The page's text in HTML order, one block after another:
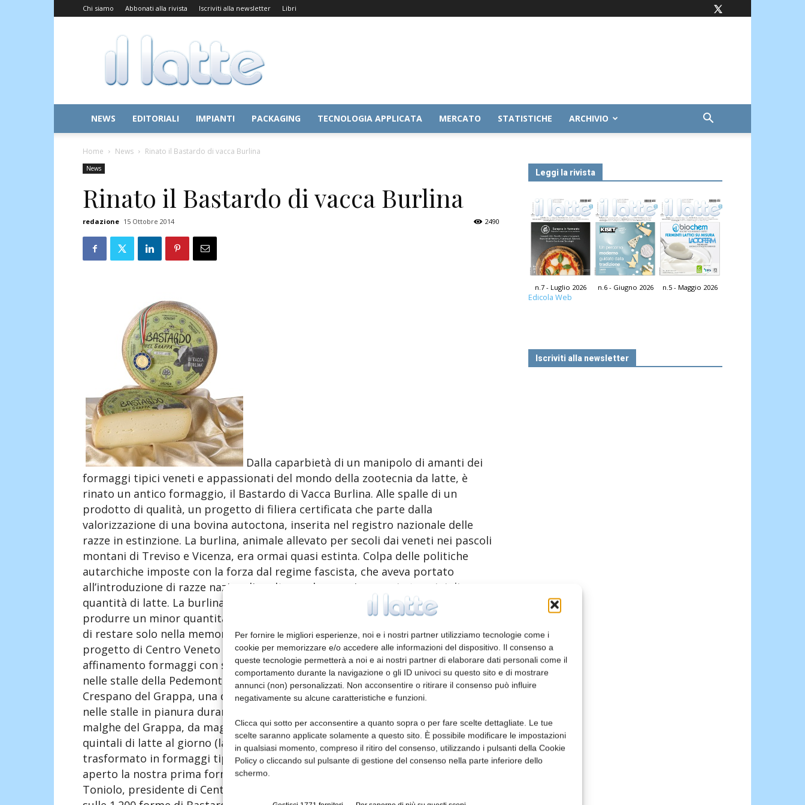
Per fornire le migliori esperienze, noi e i nostri partner utilizziamo tecnologie come i
cookie per memorizzare e/o accedere alle informazioni del dispositivo. Il consenso a
queste tecnologie permetterà a noi e ai nostri partner di elaborare dati personali come il
comportamento durante la navigazione o gli ID univoci su questo sito e di mostrare
annunci (non) personalizzati. Non acconsentire o ritirare il consenso può influire
negativamente su alcune caratteristiche e funzioni.
Clicca qui sotto per acconsentire a quanto sopra o per fare scelte dettagliate. Le tue
scelte saranno applicate solamente a questo sito. È possibile modificare le impostazioni
in qualsiasi momento, compreso il ritiro del consenso, utilizzando i pulsanti della Cookie
Policy o cliccando sul pulsante di gestione del consenso nella parte inferiore dello
schermo.
Chi siamo Abbonati alla rivista Iscriviti alla newsletter Libri
Il
Latte
NEWS EDITORIALI IMPIANTI PACKAGING TECNOLOGIA APPLICATA MERCATO STATISTICHE ARCHIVIO
Home News Rinato il Bastardo di vacca Burlina
News
Rinato il Bastardo di vacca Burlina
redazione 15 Ottobre 2014 2490
Dalla caparbietà di un manipolo di amanti dei
formaggi tipici veneti e appassionati del mondo della zootecnia da latte, è
rinato un antico formaggio, il Bastardo di Vacca Burlina. Alle spalle di un
prodotto di qualità, un progetto di filiera certificata che parte dalla
valorizzazione di una bovina autoctona, inserita nel registro nazionale delle
razze in estinzione. La burlina, animale allevato per secoli dai veneti nei pascoli
montani di Treviso e Vicenza, era ormai quasi estinta. Colpa delle politiche
autarchiche imposte con la forza dal regime fascista, che aveva portato
all’introduzione di razze nazionali scelte per la maggior resa in termini di
quantità di latte. La burlina, piccola di taglia perché adatta ai pascoli, capace di
produrre un minor quantitativo di latte e tuttavia di qualità superiore, rischiava
di restare solo nella memoria di qualche foto d’epoca. Ora invece, grazie al
progetto di Centro Veneto Formaggi, azienda di produzione, trasformazione e
affinamento formaggi con sede a Cavaso del Tomba (TV), la burlina è tornata
nelle stalle della Pedemontana del Monte Grappa. Tre aziende agricole (due di
Crespano del Grappa, una di Paderno) allevano oggi 400 animali in lattazione:
nelle stalle in pianura durante autunno e inverno, libere tra i verdi pascoli delle
malghe del Grappa, da maggio ad ottobre. Ogni giorno vengono prodotti 13/14
quintali di latte al giorno (latte dalle qualità nutrizionali superiori) che viene
trasformato in formaggi tipici, Morlacco e Bastardo del Grappa. «Abbiamo
aperto la nostra prima forma a maggio, al Cibus di Parma – spiega Gabriele
Toniolo, presidente di Centro Veneto Formaggi – e quest’anno ci attesteremo
Leggi la rivista
n.7 - Luglio 2026 n.6 - Giugno 2026 n.5 - Maggio 2026
Edicola Web
Iscriviti alla newsletter